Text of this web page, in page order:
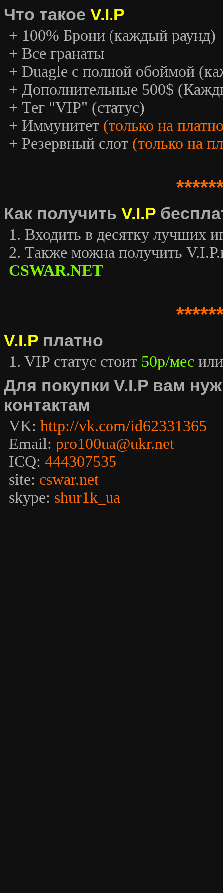
Что такое V.I.P
+ 100% Брони (каждый раунд)
+ Все гранаты
+ Duagle с полной обоймой
+ Дополнительные 500$
+ Тег "VIP" (статус)
+ Иммунитет (только на
+ Резервный слот (только на
Как получить V.I.P
1. Входить в десятку лучших
2. Также можна получить
CSWAR.NET
V.I.P платно
1. VIP статус стоит 50р/мес
Для покупки V.I.P вам
контактам
VK: http://vk.com/id62331365
Email: pro100ua@ukr.net
ICQ: 444307535
site: cswar.net
skype: shur1k_ua